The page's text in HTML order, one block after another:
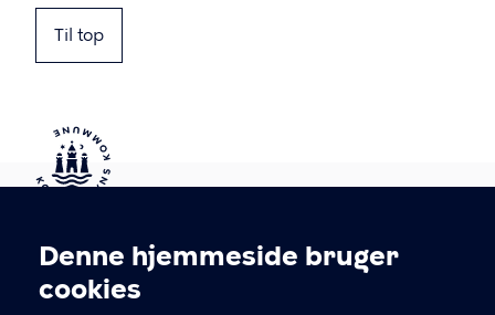
Cookieindstillinger
Denne hjemmeside bruger
cookies
Til top
Kontakt Københavns Kommune
T